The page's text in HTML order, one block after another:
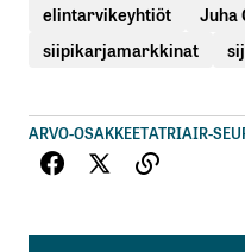
elintarvikeyhtiöt
Juha
siipikarjamarkkinat
ARVO-OSAKKEETATRIAIR-